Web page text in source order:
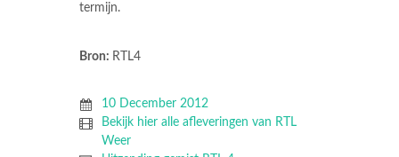
termijn.
Bron: RTL4
10 December 2012
Bekijk hier alle afleveringen van RTL
Weer